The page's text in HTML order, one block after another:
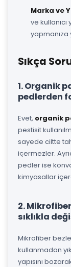
Marka ve
ve
yapmanıza
Sıkça
1. Organik
pedlerden
Evet, organik
pestisit
sayede ciltte
içermezler.
pedler ise
kimyasallar
2.
sıklıkla
Mikrofiber
kullanmadan
yapısını